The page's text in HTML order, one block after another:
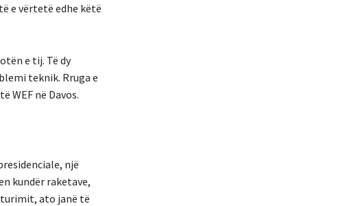
e vërtetë edhe këtë
e tij. Të dy
teknik. Rruga e
WEF në Davos.
një
kundër raketave,
ato janë të